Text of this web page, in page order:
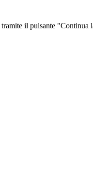
il pulsante "Continua